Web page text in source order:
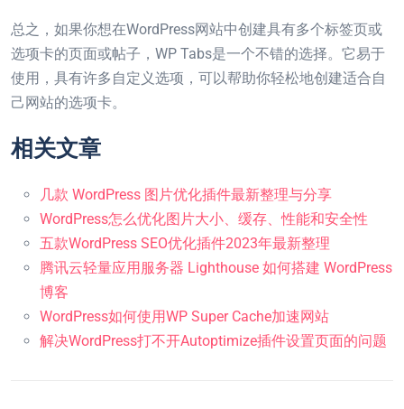
总之，如果你想在WordPress网站中创建具有多个标签页或
选项卡的页面或帖子，WP Tabs是一个不错的选择。它易于
使用，具有许多自定义选项，可以帮助你轻松地创建适合自
己网站的选项卡。
相关文章
几款 WordPress 图片优化插件最新整理与分享
WordPress怎么优化图片大小、缓存、性能和安全性
五款WordPress SEO优化插件2023年最新整理
腾讯云轻量应用服务器 Lighthouse 如何搭建 WordPress
博客
WordPress如何使用WP Super Cache加速网站
解决WordPress打不开Autoptimize插件设置页面的问题